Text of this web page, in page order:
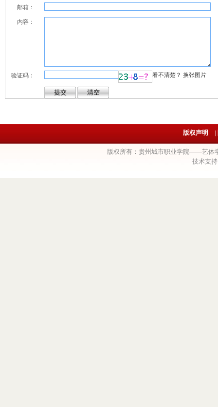
邮箱：
内容：
验证码： 看不清楚？ 换张图片
版权声明 |
版权所有：贵州城市职业学院——艺体
技术支